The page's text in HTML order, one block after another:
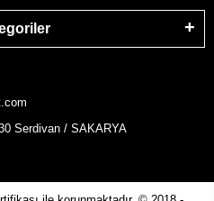
Serdivan / SAKARYA